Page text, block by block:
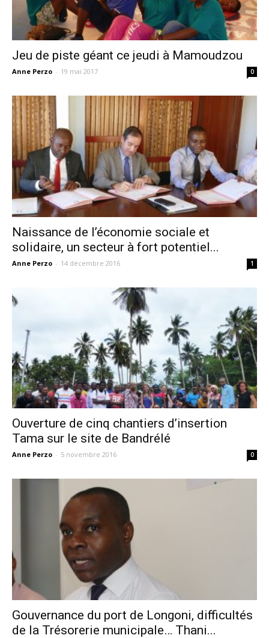
Jeu de piste géant ce jeudi à Mamoudzou
Anne Perzo - 19 mai 2017 0
Naissance de l’économie sociale et
solidaire, un secteur à fort potentiel...
Anne Perzo - 14 décembre 2016 1
Ouverture de cinq chantiers d’insertion
Tama sur le site de Bandrélé
Anne Perzo - 5 novembre 2016 0
Gouvernance du port de Longoni, difficultés
de la Trésorerie municipale… Thani...